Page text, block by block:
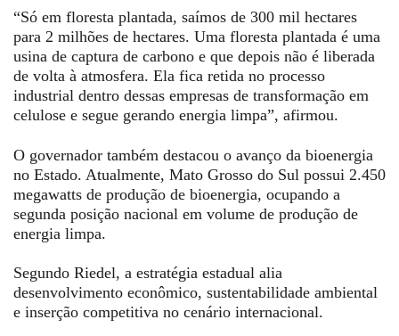
“Só em floresta plantada, saímos de 300 mil hectares
para 2 milhões de hectares. Uma floresta plantada é uma
usina de captura de carbono e que depois não é liberada
de volta à atmosfera. Ela fica retida no processo
industrial dentro dessas empresas de transformação em
celulose e segue gerando energia limpa”, afirmou.
O governador também destacou o avanço da bioenergia
no Estado. Atualmente, Mato Grosso do Sul possui 2.450
megawatts de produção de bioenergia, ocupando a
segunda posição nacional em volume de produção de
energia limpa.
Segundo Riedel, a estratégia estadual alia
desenvolvimento econômico, sustentabilidade ambiental
e inserção competitiva no cenário internacional.